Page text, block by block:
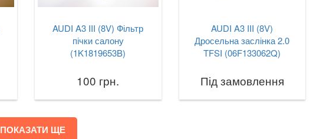
AUDI A3 III (8V) Фільтр
пічки салону
(1K1819653B)
100 грн.
AUDI A3 III (8V)
Дросельна заслінка 2.0
TFSI (06F133062Q)
Під замовлення
ПОКАЗАТИ ЩЕ